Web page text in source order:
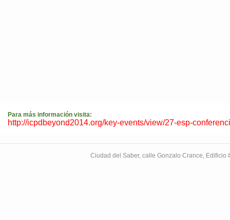
Para más información visita:
http://icpdbeyond2014.org/key-events/view/27-esp-
Ciudad del Saber, calle Gonzalo Crance,